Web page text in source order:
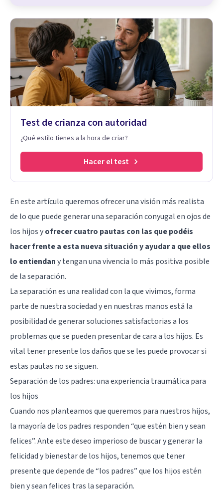
Test de crianza con autoridad
¿Qué estilo tienes a la hora de criar?
Hacer el test
En este artículo queremos ofrecer una visión más realista
de lo que puede generar una separación conyugal en ojos de
los hijos yofrecer cuatro pautas con las que podéis
hacer frente a esta nueva situación y ayudar a que ellos
lo entiendany tengan una vivencia lo más positiva posible
de la separación.
La separación es una realidad con la que vivimos, forma
parte de nuestra sociedad y en nuestras manos está la
posibilidad de generar soluciones satisfactorias a los
problemas que se pueden presentar de cara a los hijos. Es
vital tener presente los daños que se les puede provocar si
estas pautas no se siguen.
Separación de los padres: una experiencia traumática para
los hijos
Cuando nos planteamos que queremos para nuestros hijos,
la mayoría de los padres responden “que estén bien y sean
felices”. Ante este deseo imperioso de buscar y generar la
felicidad y bienestar de los hijos, tenemos que tener
presente que depende de “los padres” que los hijos estén
bien y sean felices tras la separación.